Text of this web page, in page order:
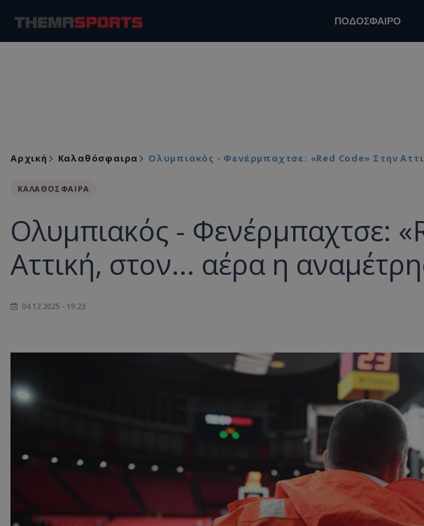
ΠΟΔΟΣΦΑΙΡΟ
Αρχική Καλαθόσφαιρα Ολυμπιακός - Φενέρμπαχτσε: «Red Code» Στην
ΚΑΛΑΘΟΣΦΑΙΡΑ
Ολυμπιακός - Φενέρμπαχτσε:
Αττική, στον... αέρα η
04.12.2025 - 19:23